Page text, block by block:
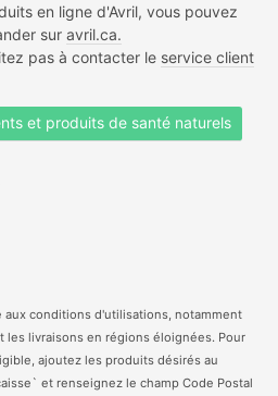
en ligne d'Avril, vous pouvez
sur avril.ca.
pas à contacter le service client
et produits de santé naturels
aux conditions d'utilisations, notamment
les livraisons en régions éloignées. Pour
ajoutez les produits désirés au
et renseignez le champ Code Postal